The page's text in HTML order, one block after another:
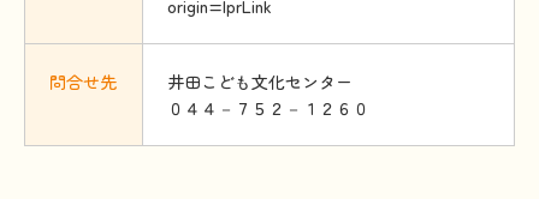
origin=lprLink
問合せ先
井田こども文化センター
０４４－７５２－１２６０